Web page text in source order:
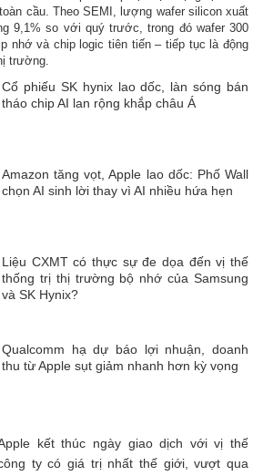
cầu. Theo SEMI, lượng wafer silicon xuất
9,1% so với quý trước, trong đó wafer 300
nhớ và chip logic tiên tiến – tiếp tục là động
trường.
Cổ phiếu SK hynix lao dốc, làn sóng bán
tháo chip AI lan rộng khắp châu Á
Amazon tăng vọt, Apple lao dốc: Phố Wall
chọn AI sinh lời thay vì AI nhiều hứa hẹn
Liệu CXMT có thực sự đe dọa đến vị thế
thống trị thị trường bộ nhớ của Samsung
và SK Hynix?
Qualcomm hạ dự báo lợi nhuận, doanh
thu từ Apple sụt giảm nhanh hơn kỳ vọng
kết thúc ngày giao dịch với vị thế
ty có giá trị nhất thế giới, vượt qua